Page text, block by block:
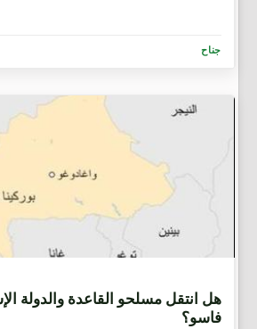
جناح
هل انتقل مسلحو القاعدة والدولة
فاسو؟